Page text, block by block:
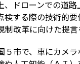
、ドローンでの道
検する際の技術的
改革に向けた提言
５市で、車にカメ